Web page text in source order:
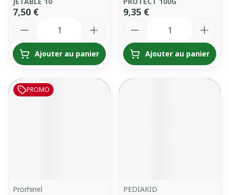
7,50 €
Ajouter au panier
9,35 €
Ajouter au panier
PROMO
Prorhinel
PEDIAKID